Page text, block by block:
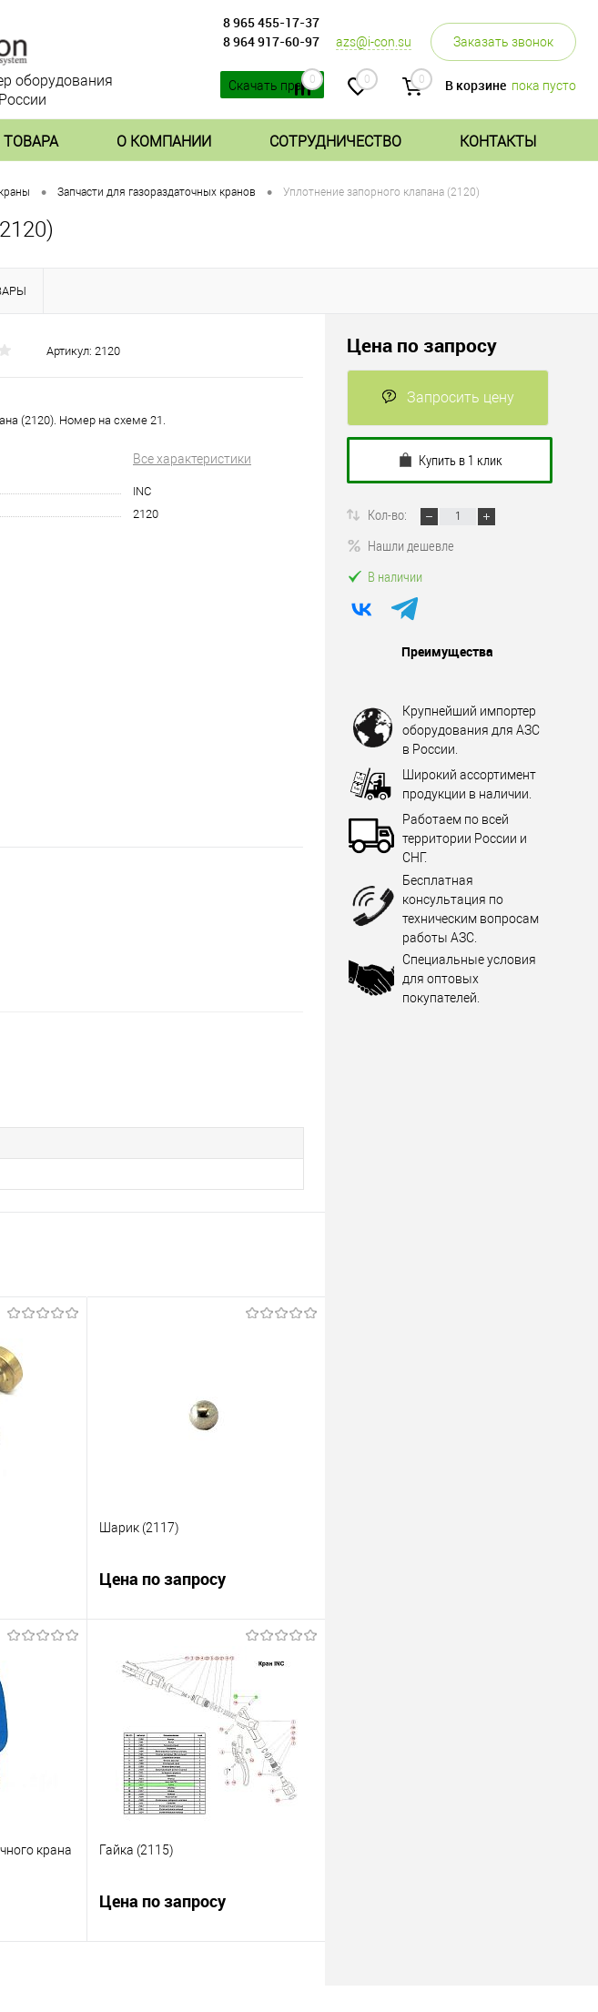
8 965 455-17-37
8 964 917-60-97
azs@i-con.su Заказать звонок
Скачать прайс
0 0 0 В корзине пока пусто
оборудования
ТОВАРА О КОМПАНИИ СОТРУДНИЧЕСТВО КОНТАКТЫ
• Запчасти для газораздаточных кранов • Уплотнение запорного клапана (2120)
Артикул: 2120
(2120). Номер на схеме 21.
Все характеристики
INC
2120
кран
кран
Шарик (2117)
Цена по запросу
Шарик (2117). На схеме номер 18.
Запросить цену
Купить в 1 клик
Сравнить
В избранное
В наличии
крана
Гайка (2115)
Цена по запросу
Цена по запросу
Запросить цену
Купить в 1 клик
Кол-во:
Нашли дешевле
В наличии
Преимущества
Крупнейший импортер
оборудования для АЗС
в России.
Широкий ассортимент
продукции в наличии.
Работаем по всей
территории России и
СНГ.
Бесплатная
консультация по
техническим вопросам
работы АЗС.
Специальные условия
для оптовых
покупателей.